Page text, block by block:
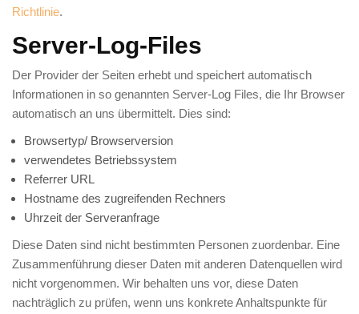
Richtlinie.
Server-Log-Files
Der Provider der Seiten erhebt und speichert automatisch
Informationen in so genannten Server-Log Files, die Ihr Browser
automatisch an uns übermittelt. Dies sind:
Browsertyp/ Browserversion
verwendetes Betriebssystem
Referrer URL
Hostname des zugreifenden Rechners
Uhrzeit der Serveranfrage
Diese Daten sind nicht bestimmten Personen zuordenbar. Eine
Zusammenführung dieser Daten mit anderen Datenquellen wird
nicht vorgenommen. Wir behalten uns vor, diese Daten
nachträglich zu prüfen, wenn uns konkrete Anhaltspunkte für